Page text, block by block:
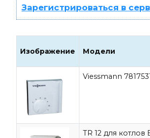
Зарегистрироваться в
Изображение Модели
Viessmann
TR 12 для котлов